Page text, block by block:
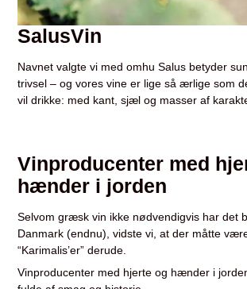
SalusVin
Navnet valgte vi med omhu Salus betyder
trivsel – og vores vine er lige så ærlige som
vil drikke: med kant, sjæl og masser af
Vinproducenter med
hænder i jorden
Selvom græsk vin ikke nødvendigvis har det
Danmark (endnu), vidste vi, at der måtte
“Karimalis’er” derude.
Vinproducenter med hjerte og hænder i